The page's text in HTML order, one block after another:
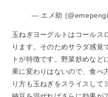
— エメ助
玉ねぎヨーグルトはコールス
ります。そのためサラダ感覚
トが特徴です。野菜炒めなど
果に変わりはないので、食べ
り方も玉ねぎをスライスして